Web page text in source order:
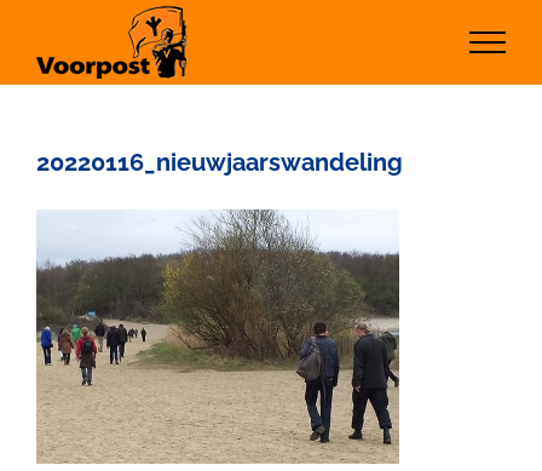
inhoud
20220116_nieuwjaarswandeling